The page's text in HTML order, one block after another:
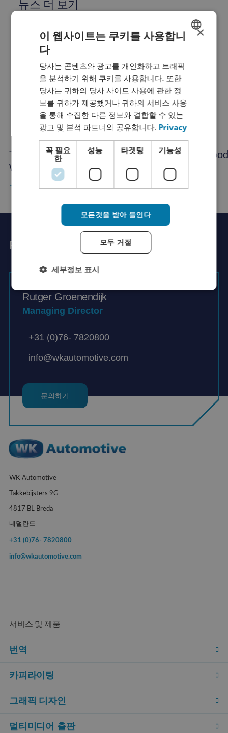
뉴스 더 보기
Translating your WordPress website with
WPML
Rutger에게 물어보세요.
Rutger Groenendijk
Managing Director
+31 (0)76- 7820800
info@wkautomotive.com
문의하기
WK Automotive
Takkebijsters 9G
4817 BL Breda
네덜란드
+31 (0)76- 7820800
info@wkautomotive.com
서비스 및 제품
번역
카피라이팅
그래픽 디자인
멀티미디어 출판
FRENCH
ENGLISH
GERMAN
SPANISH
RUSSIAN
JAPANESE
×
이 웹사이트는 쿠키를 사용합니
다
당사는 콘텐츠와 광고를 개인화하고 트래픽
을 분석하기 위해 쿠키를 사용합니다. 또한
당사는 귀하의 당사 사이트 사용에 관한 정
보를 귀하가 제공했거나 귀하의 서비스 사용
을 통해 수집한 다른 정보와 결합할 수 있는
광고 및 분석 파트너와 공유합니다. Privacy
꼭 필요
한
성능 타겟팅 기능성
모든것을 받아 들인다
모두 거절
세부정보 표시